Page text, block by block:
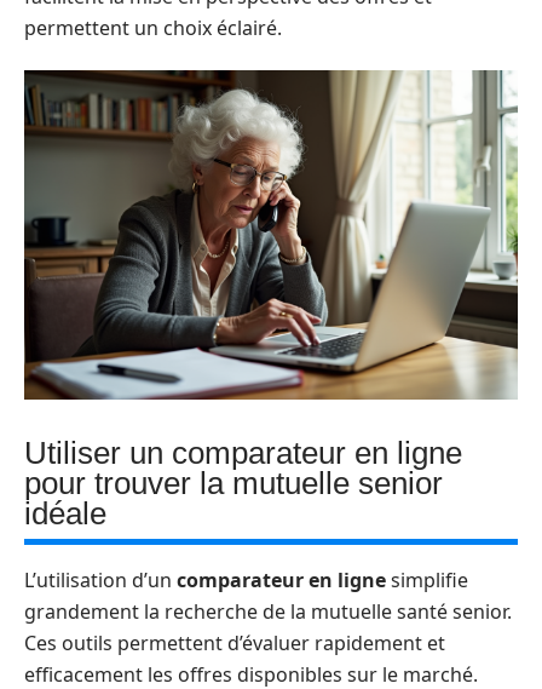
permettent un choix éclairé.
Utiliser un comparateur en ligne
pour trouver la mutuelle senior
idéale
L’utilisation d’un comparateur en lignesimplifie
grandement la recherche de la mutuelle santé senior.
Ces outils permettent d’évaluer rapidement et
efficacement les offres disponibles sur le marché.